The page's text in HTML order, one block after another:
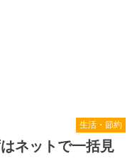
生活・節約
ネットで一括見